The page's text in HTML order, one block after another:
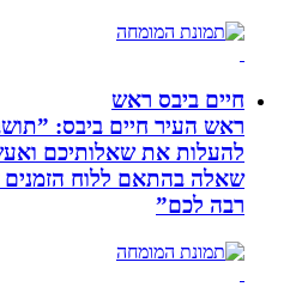
חיים ביבס ראש
ראש העיר חיים ביבס: ”תושבים
להעלות את שאלותיכם ואעשה
שאלה בהתאם ללוח הזמנים
רבה לכם”